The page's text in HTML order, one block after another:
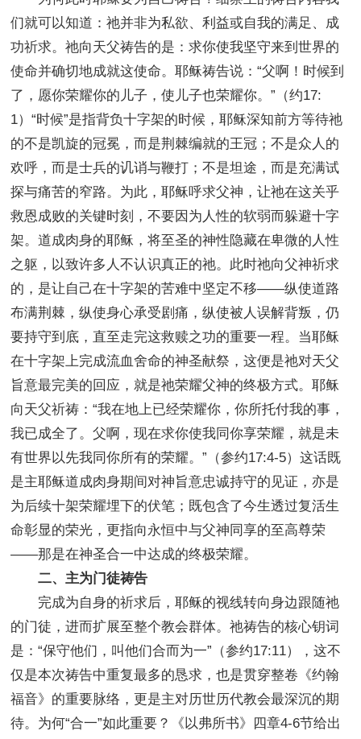
们就可以知道：祂并非为私欲、利益或自我的满足、成
功祈求。祂向天父祷告的是：求你使我坚守来到世界的
使命并确切地成就这使命。耶稣祷告说：“父啊！时候到
了，愿你荣耀你的儿子，使儿子也荣耀你。”（约17:
1）“时候”是指背负十字架的时候，耶稣深知前方等待祂
的不是凯旋的冠冕，而是荆棘编就的王冠；不是众人的
欢呼，而是士兵的讥诮与鞭打；不是坦途，而是充满试
探与痛苦的窄路。为此，耶稣呼求父神，让祂在这关乎
救恩成败的关键时刻，不要因为人性的软弱而躲避十字
架。道成肉身的耶稣，将至圣的神性隐藏在卑微的人性
之躯，以致许多人不认识真正的祂。此时祂向父神祈求
的，是让自己在十字架的苦难中坚定不移——纵使道路
布满荆棘，纵使身心承受剧痛，纵使被人误解背叛，仍
要持守到底，直至走完这救赎之功的重要一程。当耶稣
在十字架上完成流血舍命的神圣献祭，这便是祂对天父
旨意最完美的回应，就是祂荣耀父神的终极方式。耶稣
向天父祈祷：“我在地上已经荣耀你，你所托付我的事，
我已成全了。父啊，现在求你使我同你享荣耀，就是未
有世界以先我同你所有的荣耀。”（参约17:4-5）这话既
是主耶稣道成肉身期间对神旨意忠诚持守的见证，亦是
为后续十架荣耀埋下的伏笔；既包含了今生透过复活生
命彰显的荣光，更指向永恒中与父神同享的至高尊荣
——那是在神圣合一中达成的终极荣耀。
二、主为门徒祷告
完成为自身的祈求后，耶稣的视线转向身边跟随祂
的门徒，进而扩展至整个教会群体。祂祷告的核心钥词
是：“保守他们，叫他们合而为一”（参约17:11），这不
仅是本次祷告中重复最多的恳求，也是贯穿整卷《约翰
福音》的重要脉络，更是主对历世历代教会最深沉的期
待。为何“合一”如此重要？《以弗所书》四章4-6节给出